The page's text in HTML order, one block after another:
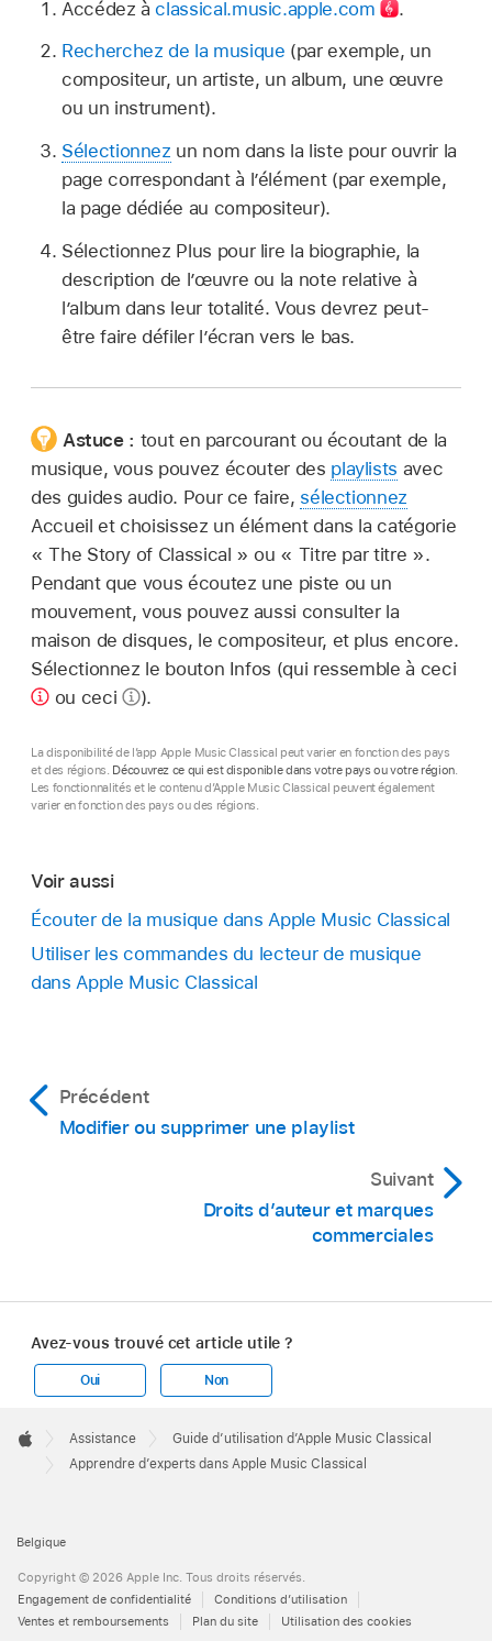
Accédez àclassical.music.apple.com
.
Recherchez de la musique (par exemple, un
compositeur, un artiste, un album, une œuvre
ou un instrument).
Sélectionnez un nom dans la liste pour ouvrir la
page correspondant à l’élément (par exemple,
la page dédiée au compositeur).
Sélectionnez Plus pour lire la biographie, la
description de l’œuvre ou la note relative à
l’album dans leur totalité. Vous devrez peut-
être faire défiler l’écran vers le bas.
Astuce : tout en parcourant ou écoutant de la
musique, vous pouvez écouter des playlists avec
des guides audio. Pour ce faire, sélectionnez
Accueil et choisissez un élément dans la catégorie
« The Story of Classical » ou « Titre par titre ».
Pendant que vous écoutez une piste ou un
mouvement, vous pouvez aussi consulter la
maison de disques, le compositeur, et plus encore.
Sélectionnez le bouton Infos (qui ressemble à ceci
ou ceci
).
La disponibilité de l’app Apple Music Classical peut varier en fonction des pays
et des régions. Découvrez ce qui est disponible dans votre pays ou votre région.
Les fonctionnalités et le contenu d’Apple Music Classical peuvent également
varier en fonction des pays ou des régions.
Voir aussi
Écouter de la musique dans Apple Music Classical
Utiliser les commandes du lecteur de musique
dans Apple Music Classical
Précédent
Modifier ou supprimer une playlist
Suivant
Droits d’auteur et marques
commerciales
Avez-vous trouvé cet article utile ?
Oui Non
Footer

Apple
Assistance
Guide d’utilisation d’Apple Music Classical
Apprendre d’experts dans Apple Music Classical
Belgique
Copyright © 2026 Apple Inc. Tous droits réservés.
Engagement de confidentialité
Conditions d’utilisation
Ventes et remboursements
Plan du site Utilisation des cookies